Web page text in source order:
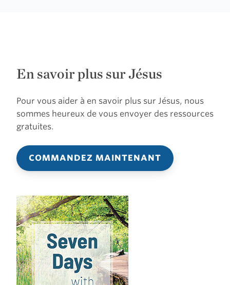
En savoir plus sur Jésus
Pour vous aider à en savoir plus sur Jésus, nous
sommes heureux de vous envoyer des ressources
gratuites.
COMMANDEZ MAINTENANT